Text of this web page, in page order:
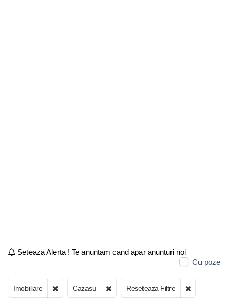
Seteaza Alerta ! Te anuntam cand apar anunturi noi
Cu poze
Imobiliare Cazasu Reseteaza Filtre